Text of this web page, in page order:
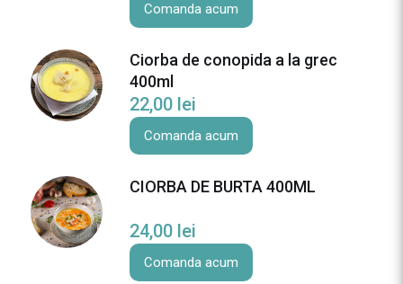
Comanda acum
Ciorba de conopida a la grec
400ml
22,00 lei
Comanda acum
CIORBA DE BURTA 400ML
24,00 lei
Comanda acum